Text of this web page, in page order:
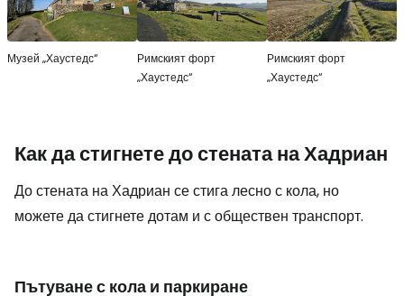
Музей „Хаустедс“
Римският форт
„Хаустедс“
Римският форт
„Хаустедс“
Как да стигнете до стената на Хадриан
До стената на Хадриан се стига лесно с кола, но
можете да стигнете дотам и с обществен транспорт.
Пътуване с кола и паркиране